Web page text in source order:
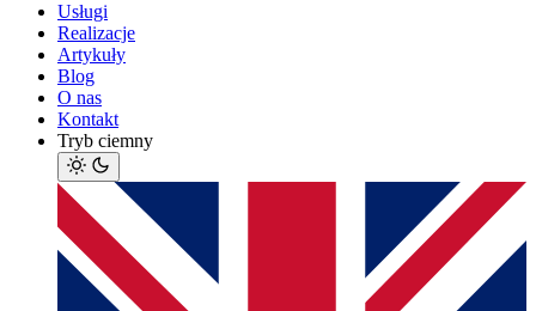
Usługi
Realizacje
Artykuły
Blog
O nas
Kontakt
Tryb ciemny